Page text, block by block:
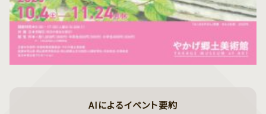
AIによるイベント要約